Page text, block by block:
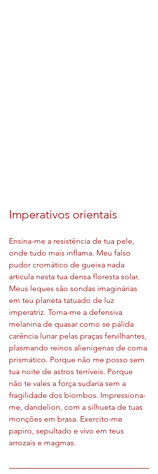
Imperativos orientais
Ensina-me a resistência de tua pele,
onde tudo mais inflama. Meu falso
pudor cromático de gueixa nada
articula nesta tua densa floresta solar.
Meus leques são sondas imaginárias
em teu planeta tatuado de luz
imperatriz. Toma-me a defensiva
melanina de quasar como se pálida
carência lunar pelas praças fervilhantes,
plasmando reinos alienígenas de coma
prismático. Porque não me posso sem
tua noite de astros terríveis. Porque
não te vales a força sudaria sem a
fragilidade dos biombos. Impressiona-
me, dandelion, com a silhueta de tuas
monções em brasa. Exercito-me
papiro, sepultado e vivo em teus
arrozais e magmas.